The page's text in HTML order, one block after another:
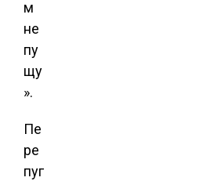
м
не
пу
щу
».
Пе
ре
пуг